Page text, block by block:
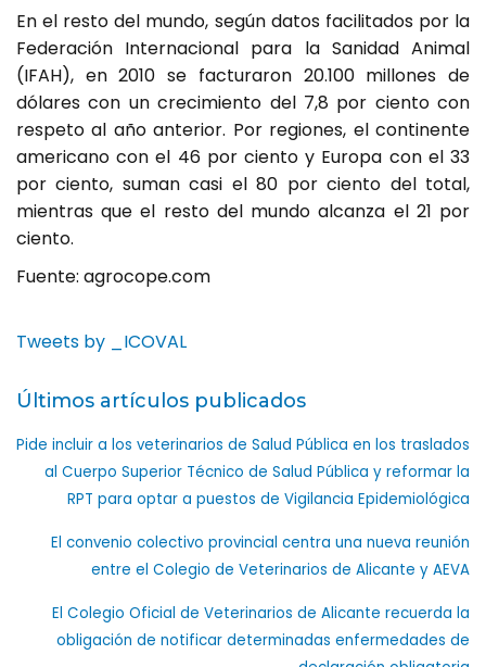
En el resto del mundo, según datos facilitados por la
Federación Internacional para la Sanidad Animal
(IFAH), en 2010 se facturaron 20.100 millones de
dólares con un crecimiento del 7,8 por ciento con
respeto al año anterior. Por regiones, el continente
americano con el 46 por ciento y Europa con el 33
por ciento, suman casi el 80 por ciento del total,
mientras que el resto del mundo alcanza el 21 por
ciento.
Fuente: agrocope.com
Tweets by _ICOVAL
Últimos artículos publicados
Pide incluir a los veterinarios de Salud Pública en los traslados
al Cuerpo Superior Técnico de Salud Pública y reformar la
RPT para optar a puestos de Vigilancia Epidemiológica
El convenio colectivo provincial centra una nueva reunión
entre el Colegio de Veterinarios de Alicante y AEVA
El Colegio Oficial de Veterinarios de Alicante recuerda la
obligación de notificar determinadas enfermedades de